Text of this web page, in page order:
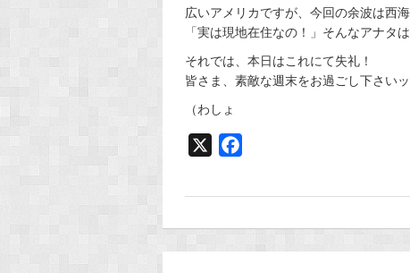
広いアメリカですが、今回の余波は西
「実は現地在住なの！」そんなアナタ
それでは、本日はこれにて失礼！
皆さま、素敵な週末をお過ごし下さい
（わしょ